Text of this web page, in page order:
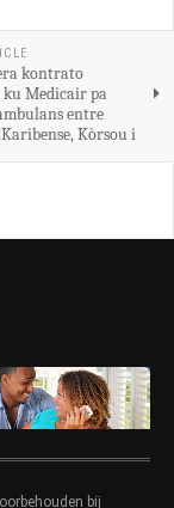
kontrato
Medicair pa
entre
Kòrsou i
bij